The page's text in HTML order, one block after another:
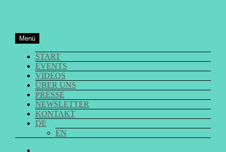
Menü
START
EVENTS
VIDEOS
ÜBER UNS
PRESSE
NEWSLETTER
KONTAKT
DE
EN